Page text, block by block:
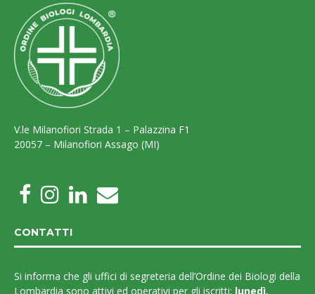
V.le Milanofiori Strada 1 – Palazzina F1
20057 – Milanofiori Assago (MI)
CONTATTI
Si informa che gli uffici di segreteria dell’Ordine dei Biologi della
Lombardia sono attivi ed operativi per gli iscritti: lunedì,